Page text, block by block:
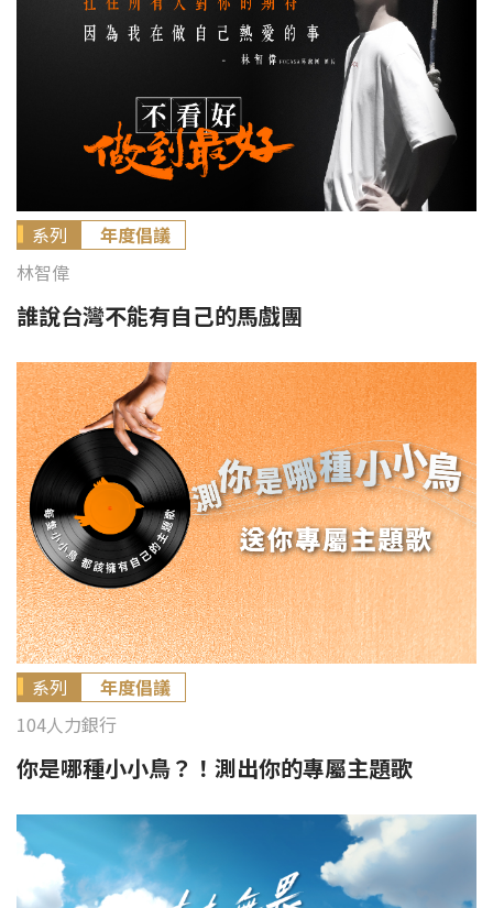
系列
年度倡議
林智偉
誰說台灣不能有自己的馬戲團
系列
年度倡議
104人力銀行
你是哪種小小鳥？！測出你的專屬主題歌